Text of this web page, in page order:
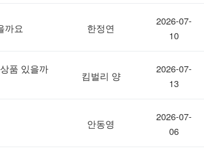
까요 한정연
2026-07-
10
품 있을까
킴벌리 양
2026-07-
13
안동영
2026-07-
06